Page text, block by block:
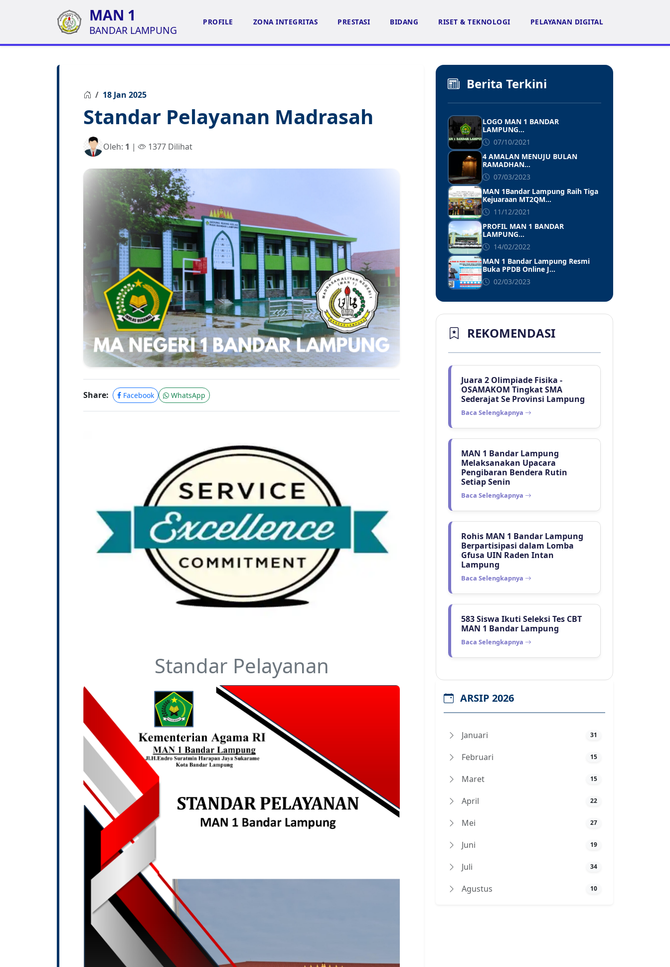
MAN 1
BANDAR LAMPUNG
PROFILE ZONA INTEGRITAS PRESTASI BIDANG RISET & TEKNOLOGI PELAYANAN DIGITAL
18 Jan 2025
Standar Pelayanan Madrasah
Oleh: 1 | 1377 Dilihat
Share: Facebook WhatsApp
Standar Pelayanan
Berita Terkini
LOGO MAN 1 BANDAR
LAMPUNG...
07/10/2021
4 AMALAN MENUJU BULAN
RAMADHAN...
07/03/2023
MAN 1Bandar Lampung Raih Tiga
Kejuaraan MT2QM...
11/12/2021
PROFIL MAN 1 BANDAR
LAMPUNG...
14/02/2022
MAN 1 Bandar Lampung Resmi
Buka PPDB Online J...
02/03/2023
REKOMENDASI
Juara 2 Olimpiade Fisika -
OSAMAKOM Tingkat SMA
Sederajat Se Provinsi Lampung
Baca Selengkapnya
MAN 1 Bandar Lampung
Melaksanakan Upacara
Pengibaran Bendera Rutin
Setiap Senin
Baca Selengkapnya
Rohis MAN 1 Bandar Lampung
Berpartisipasi dalam Lomba
Gfusa UIN Raden Intan
Lampung
Baca Selengkapnya
583 Siswa Ikuti Seleksi Tes CBT
MAN 1 Bandar Lampung
Baca Selengkapnya
ARSIP 2026
Januari 31
Februari 15
Maret 15
April 22
Mei 27
Juni 19
Juli 34
Agustus 10